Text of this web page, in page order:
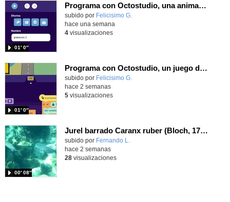
Programa con Octostudio, una animación utilizando la cámara para una foto y audio y texto para comunicar.
Contenido educativo.
subido por Felicisimo G.
01′ 0″
hace una semana
4visualizaciones
Programa con Octostudio, un juego de Educación Víal cruzando un paso de cebra.
Contenido educativo.
subido por Felicisimo G.
01′ 0″
hace 2 semanas
5visualizaciones
Jurel barrado Caranx ruber (Bloch, 1793)
Contenido educativo.
subido por Fernando L.
00′ 08″
hace 2 semanas
28visualizaciones